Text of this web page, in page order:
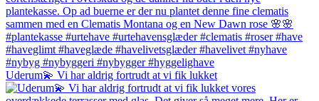
Uderum💫 Vi har aldrig fortrudt at vi fik lukket